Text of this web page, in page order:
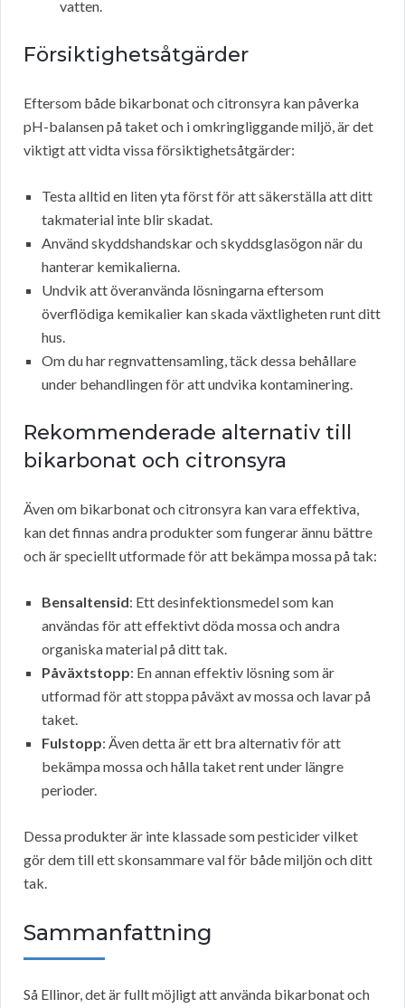
vatten.
Försiktighetsåtgärder
Eftersom både bikarbonat och citronsyra kan påverka
pH-balansen på taket och i omkringliggande miljö, är det
viktigt att vidta vissa försiktighetsåtgärder:
Testa alltid en liten yta först för att säkerställa att ditt
takmaterial inte blir skadat.
Använd skyddshandskar och skyddsglasögon när du
hanterar kemikalierna.
Undvik att överanvända lösningarna eftersom
överflödiga kemikalier kan skada växtligheten runt ditt
hus.
Om du har regnvattensamling, täck dessa behållare
under behandlingen för att undvika kontaminering.
Rekommenderade alternativ till
bikarbonat och citronsyra
Även om bikarbonat och citronsyra kan vara effektiva,
kan det finnas andra produkter som fungerar ännu bättre
och är speciellt utformade för att bekämpa mossa på tak:
Bensaltensid: Ett desinfektionsmedel som kan
användas för att effektivt döda mossa och andra
organiska material på ditt tak.
Påväxtstopp: En annan effektiv lösning som är
utformad för att stoppa påväxt av mossa och lavar på
taket.
Fulstopp: Även detta är ett bra alternativ för att
bekämpa mossa och hålla taket rent under längre
perioder.
Dessa produkter är inte klassade som pesticider vilket
gör dem till ett skonsammare val för både miljön och ditt
tak.
Sammanfattning
Så Ellinor, det är fullt möjligt att använda bikarbonat och